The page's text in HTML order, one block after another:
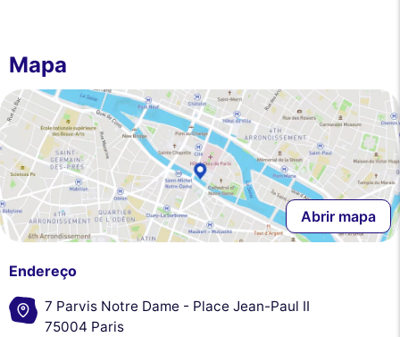
Mapa
Abrir mapa
Endereço
7 Parvis Notre Dame - Place Jean-Paul II
75004 Paris